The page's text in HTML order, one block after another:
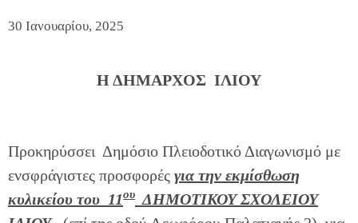
30 Ιανουαρίου, 2025
Η ΔΗΜΑΡΧΟΣ ΙΛΙΟΥ
Προκηρύσσει Δημόσιο Πλειοδοτικό Διαγωνισμό με
ενσφράγιστες προσφορές για την εκμίσθωση
κυλικείου του 11ου ΔΗΜΟΤΙΚΟΥ ΣΧΟΛΕΙΟΥ